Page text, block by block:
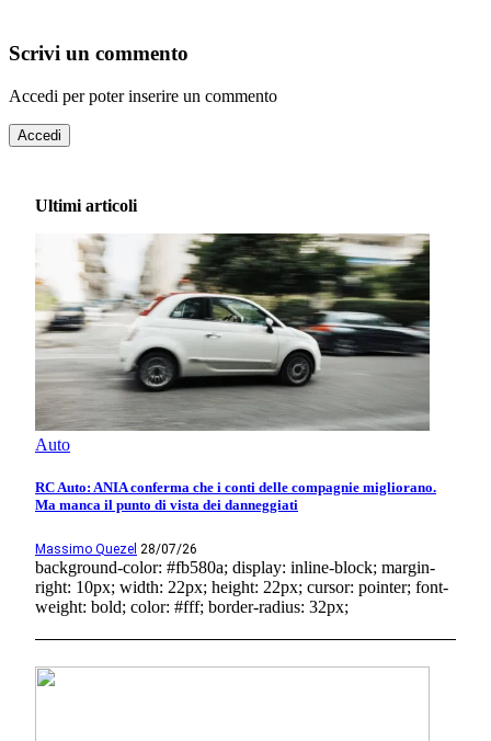
Scrivi un commento
Accedi per poter inserire un commento
Accedi
Ultimi articoli
Auto
RC Auto: ANIA conferma che i conti delle compagnie migliorano.
Ma manca il punto di vista dei danneggiati
Massimo Quezel 28/07/26
background-color: #fb580a; display: inline-block; margin-
right: 10px; width: 22px; height: 22px; cursor: pointer; font-
weight: bold; color: #fff; border-radius: 32px;